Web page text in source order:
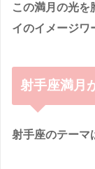
この満月の光を
イのイメージワ
射手座満月
射手座のテーマ